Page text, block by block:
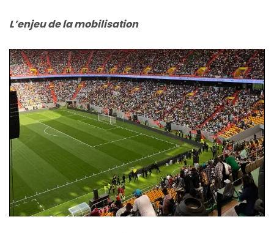
L’enjeu de la mobilisation